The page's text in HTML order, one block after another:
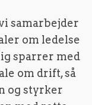
samarbejder
om ledelse
sparrer med
om drift, så
og styrker